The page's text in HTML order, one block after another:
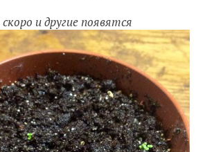
и другие появятся